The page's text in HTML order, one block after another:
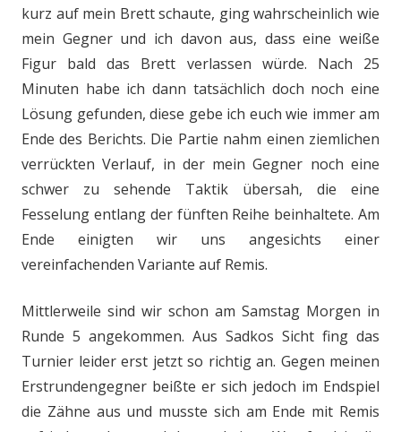
kurz auf mein Brett schaute, ging wahrscheinlich wie
mein Gegner und ich davon aus, dass eine weiße
Figur bald das Brett verlassen würde. Nach 25
Minuten habe ich dann tatsächlich doch noch eine
Lösung gefunden, diese gebe ich euch wie immer am
Ende des Berichts. Die Partie nahm einen ziemlichen
verrückten Verlauf, in der mein Gegner noch eine
schwer zu sehende Taktik übersah, die eine
Fesselung entlang der fünften Reihe beinhaltete. Am
Ende einigten wir uns angesichts einer
vereinfachenden Variante auf Remis.
Mittlerweile sind wir schon am Samstag Morgen in
Runde 5 angekommen. Aus Sadkos Sicht fing das
Turnier leider erst jetzt so richtig an. Gegen meinen
Erstrundengegner beißte er sich jedoch im Endspiel
die Zähne aus und musste sich am Ende mit Remis